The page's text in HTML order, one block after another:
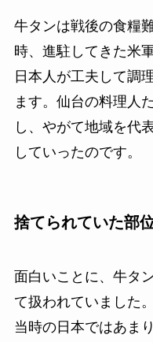
牛タンは戦後の食糧
時、進駐してきた米
日本人が工夫して調
ます。仙台の料理人
し、やがて地域を代
していったのです。
捨てられていた部
面白いことに、牛タ
て扱われていました
当時の日本ではあま